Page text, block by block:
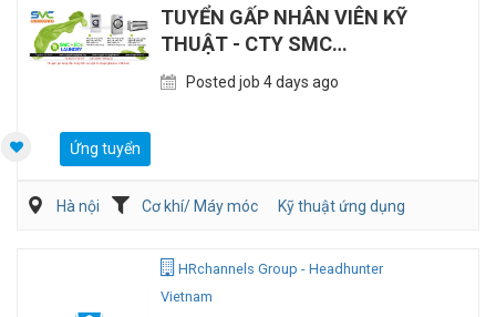
TUYỂN GẤP NHÂN VIÊN KỸ
THUẬT - CTY SMC
ENGINEERING
Posted job 4 days ago
Ứng tuyển
Hà nội Cơ khí/ Máy móc
Kỹ thuật ứng dụng
HRchannels Group - Headhunter
Vietnam